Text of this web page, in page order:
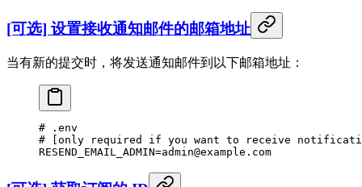
[可选] 设置接收通知邮件的邮箱地址
当有新的提交时，将发送通知邮件到以下邮箱地址：
# .env
# [only required if you want to receive
RESEND_EMAIL_ADMIN=admin@example.com